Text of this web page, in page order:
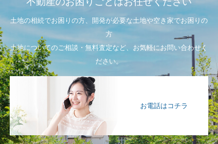
土地の相続でお困りの方、開発が必要な土地や空き家でお困りの
方
土地についてのご相談・無料査定など、お気軽にお問い合わせく
ださい。
お電話はコチラ